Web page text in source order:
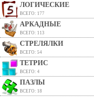
ЛОГИЧЕСКИЕ
ВСЕГО: 177
АРКАДНЫЕ
ВСЕГО: 113
СТРЕЛЯЛКИ
ВСЕГО: 54
ТЕТРИС
ВСЕГО: 4
ПАЗЛЫ
ВСЕГО: 18